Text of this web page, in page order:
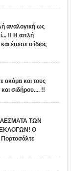
αναλογική ως
!! Η απλή
έπεσε ο ίδιος
ακόμα και τους
σιδήρου.... !!
ΤΩΝ
Ο